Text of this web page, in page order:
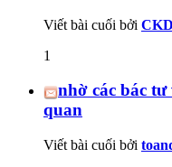
Viết bài cuối bởi CKD
1
nhờ các bác
quan
Viết bài cuối bởi